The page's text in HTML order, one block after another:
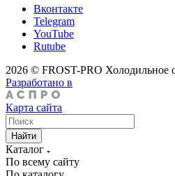
Вконтакте
Telegram
YouTube
Rutube
2026 © FROST-PRO Холодильное
Разработано в
Карта сайта
Найти
Каталог
По всему сайту